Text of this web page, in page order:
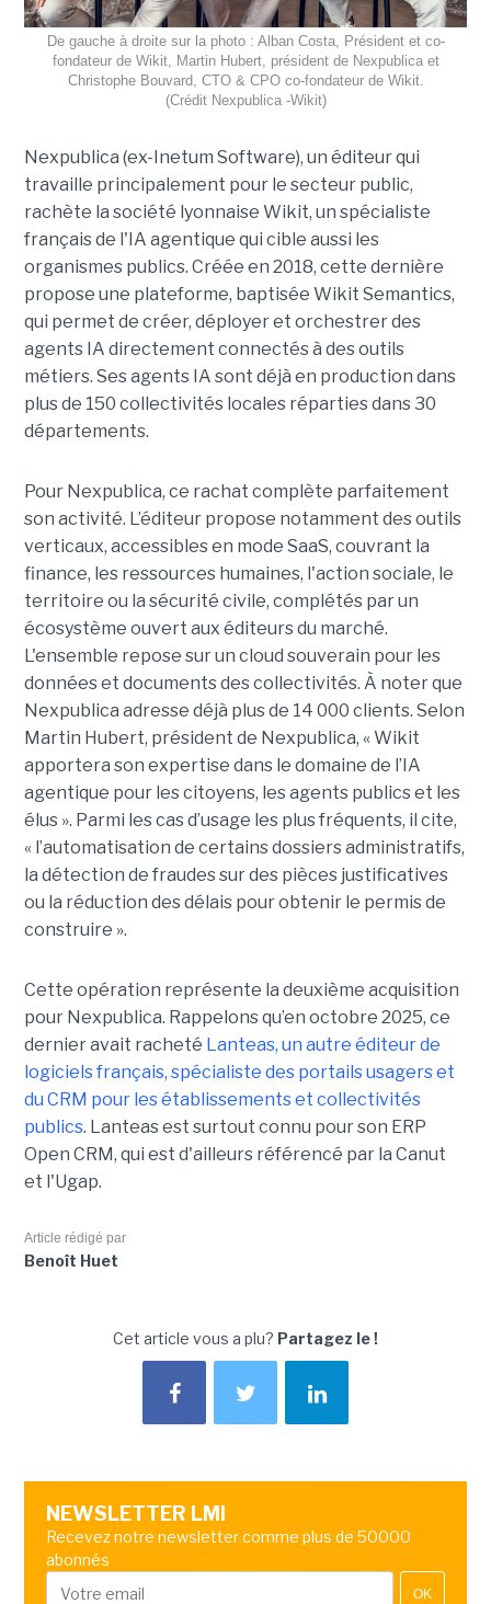
De gauche à droite sur la photo : Alban Costa, Président et co-
fondateur de Wikit, Martin Hubert, président de Nexpublica et
Christophe Bouvard, CTO & CPO co-fondateur de Wikit.
(Crédit Nexpublica -Wikit)
Nexpublica (ex-Inetum Software), un éditeur qui
travaille principalement pour le secteur public,
rachète la société lyonnaise Wikit, un spécialiste
français de l'IA agentique qui cible aussi les
organismes publics. Créée en 2018, cette dernière
propose une plateforme, baptisée Wikit Semantics,
qui permet de créer, déployer et orchestrer des
agents IA directement connectés à des outils
métiers. Ses agents IA sont déjà en production dans
plus de 150 collectivités locales réparties dans 30
départements.
Pour Nexpublica, ce rachat complète parfaitement
son activité. L’éditeur propose notamment des outils
verticaux, accessibles en mode SaaS, couvrant la
finance, les ressources humaines, l'action sociale, le
territoire ou la sécurité civile, complétés par un
écosystème ouvert aux éditeurs du marché.
L'ensemble repose sur un cloud souverain pour les
données et documents des collectivités. À noter que
Nexpublica adresse déjà plus de 14 000 clients. Selon
Martin Hubert, président de Nexpublica, « Wikit
apportera son expertise dans le domaine de l’IA
agentique pour les citoyens, les agents publics et les
élus ». Parmi les cas d’usage les plus fréquents, il cite,
« l’automatisation de certains dossiers administratifs,
la détection de fraudes sur des pièces justificatives
ou la réduction des délais pour obtenir le permis de
construire ».
Cette opération représente la deuxième acquisition
pour Nexpublica. Rappelons qu’en octobre 2025, ce
dernier avait racheté Lanteas, un autre éditeur de
logiciels français, spécialiste des portails usagers et
du CRM pour les établissements et collectivités
publics. Lanteas est surtout connu pour son ERP
Open CRM, qui est d'ailleurs référencé par la Canut
et l'Ugap.
Article rédigé par
Benoît Huet
Cet article vous a plu? Partagez le !
NEWSLETTER LMI
Recevez notre newsletter comme plus de 50000
abonnés
OK